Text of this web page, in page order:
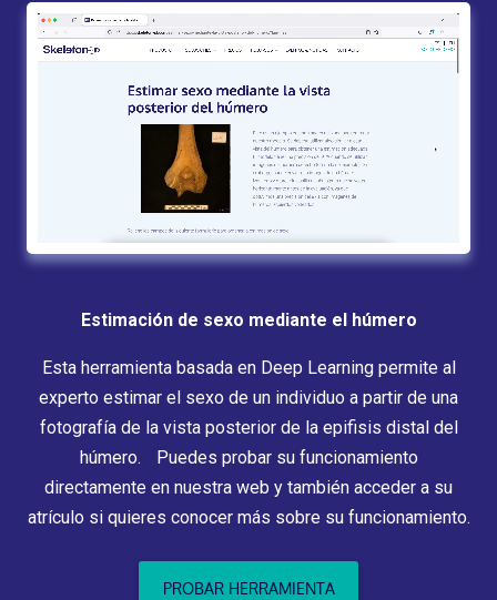
Estimación de sexo mediante el húmero
Esta herramienta basada en Deep Learning permite al
experto estimar el sexo de un individuo a partir de una
fotografía de la vista posterior de la epifisis distal del
húmero. Puedes probar su funcionamiento
directamente en nuestra web y también acceder a su
atrículo si quieres conocer más sobre su funcionamiento.
PROBAR HERRAMIENTA